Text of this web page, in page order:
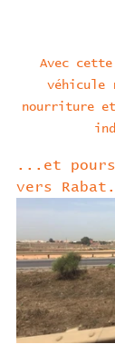
Avec
véhicule
nourriture
...et
vers Rabat.